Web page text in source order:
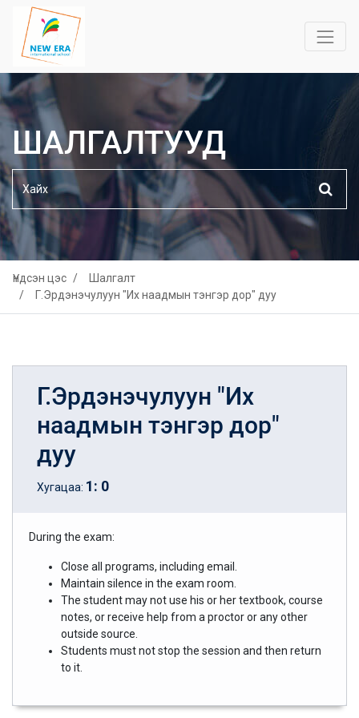
ШАЛГАЛТУУД
Үндсэн цэс
Шалгалт
Г.Эрдэнэчулуун "Их наадмын тэнгэр дор" дуу
Г.Эрдэнэчулуун "Их
наадмын тэнгэр дор"
дуу
Хугацаа: 1: 0
During the exam:
Close all programs, including email.
Maintain silence in the exam room.
The student may not use his or her textbook, course
notes, or receive help from a proctor or any other
outside source.
Students must not stop the session and then return
to it.